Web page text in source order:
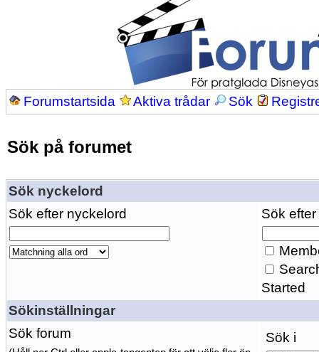
Forumstartsida Aktiva trådar Sök
Sök på forumet
Sök nyckelord
Sök efter nyckelord
Sök
Started
Sökinställningar
Sök forum
Sök i